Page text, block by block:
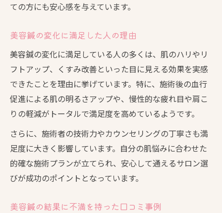
ての方にも安心感を与えています。
美容鍼の変化に満足した人の理由
美容鍼の変化に満足している人の多くは、肌のハリやリ
フトアップ、くすみ改善といった目に見える効果を実感
できたことを理由に挙げています。特に、施術後の血行
促進による肌の明るさアップや、慢性的な疲れ目や肩こ
りの軽減がトータルで満足度を高めているようです。
さらに、施術者の技術力やカウンセリングの丁寧さも満
足度に大きく影響しています。自分の肌悩みに合わせた
的確な施術プランが立てられ、安心して通えるサロン選
びが成功のポイントとなっています。
美容鍼の結果に不満を持った口コミ事例